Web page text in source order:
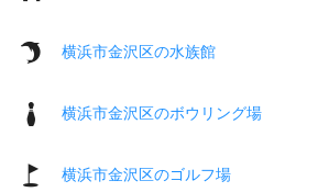
横浜市金沢区の水族館
横浜市金沢区のボウリング場
横浜市金沢区のゴルフ場